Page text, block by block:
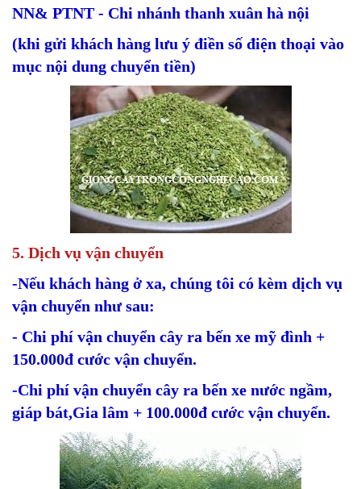
NN& PTNT - Chi nhánh thanh xuân hà nội
(khi gửi khách hàng lưu ý điền số điện thoại vào
mục nội dung chuyển tiền)
5. Dịch vụ vận chuyển
-Nếu khách hàng ở xa, chúng tôi có kèm dịch vụ
vận chuyển như sau:
- Chi phí vận chuyển cây ra bến xe mỹ đình +
150.000đ cước vận chuyển.
-Chi phí vận chuyển cây ra bến xe nước ngầm,
giáp bát,Gia lâm + 100.000đ cước vận chuyển.